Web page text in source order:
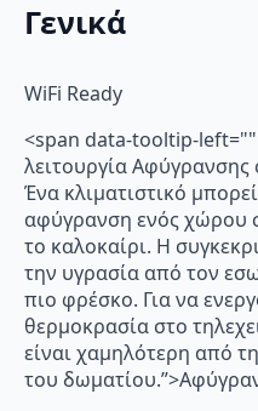
Γενικά
WiFi Ready
<span data-tooltip-
λειτουργία Αφύγρανσης
Ένα κλιματιστικό
αφύγρανση ενός χώρου
το καλοκαίρι. Η
την υγρασία από τον
πιο φρέσκο. Για να
θερμοκρασία στο
είναι χαμηλότερη από
του